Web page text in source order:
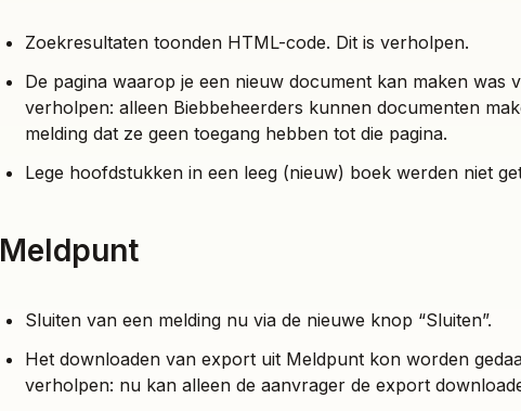
Zoekresultaten toonden HTML-code. Dit is verholpen.
De pagina waarop je een nieuw document kan maken was
verholpen: alleen Biebbeheerders kunnen documenten
melding dat ze geen toegang hebben tot die pagina.
Lege hoofdstukken in een leeg (nieuw) boek werden niet
Meldpunt
Sluiten van een melding nu via de nieuwe knop “Sluiten”.
Het downloaden van export uit Meldpunt kon worden
verholpen: nu kan alleen de aanvrager de export